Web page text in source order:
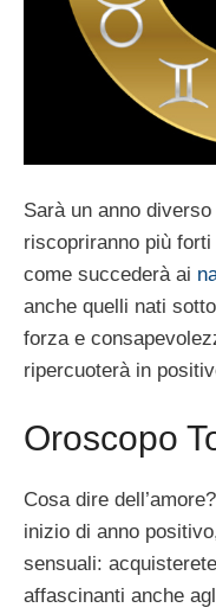
Sarà un anno
riscopriranno più forti
come succederà ai
anche quelli nati
forza e
ripercuoterà in
Oroscopo
Cosa dire dell’amore?
inizio di anno
sensuali:
affascinanti anche